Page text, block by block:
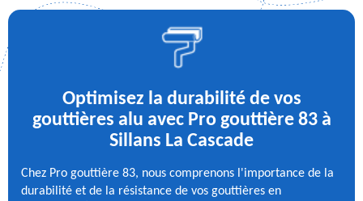
Optimisez la durabilité de vos
gouttières alu avec Pro gouttière 83 à
Sillans La Cascade
Chez Pro gouttière 83, nous comprenons l'importance de la
durabilité et de la résistance de vos gouttières en